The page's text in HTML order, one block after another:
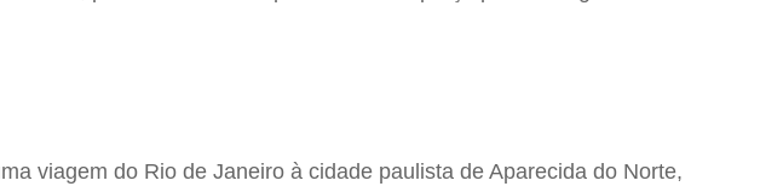
viagem do Rio de Janeiro à cidade paulista de Aparecida do Norte,